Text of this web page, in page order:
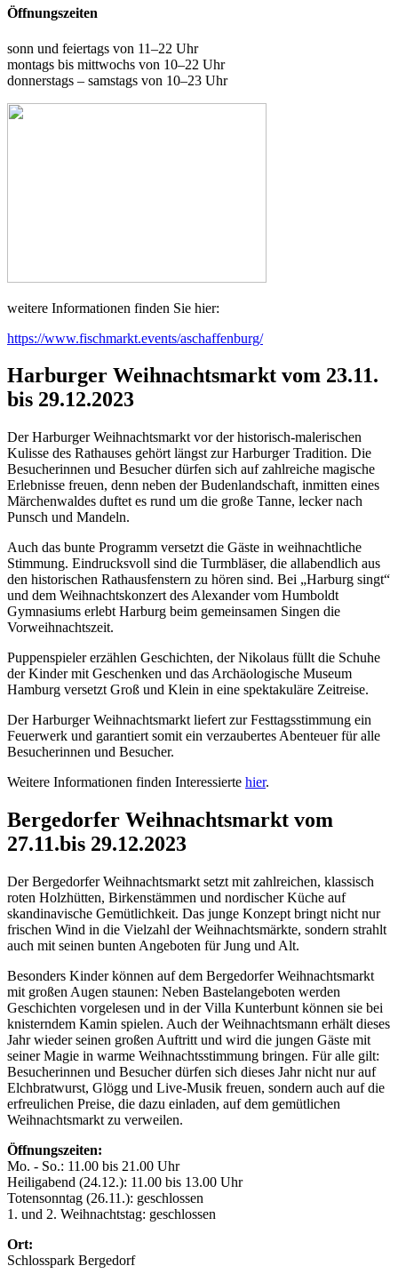
Öffnungszeiten
sonn und feiertags von 11–22 Uhr
montags bis mittwochs von 10–22 Uhr
donnerstags – samstags von 10–23 Uhr
weitere Informationen finden Sie hier:
https://www.fischmarkt.events/aschaffenburg/
Harburger Weihnachtsmarkt vom 23.11.
bis 29.12.2023
Der Harburger Weihnachtsmarkt vor der historisch-malerischen
Kulisse des Rathauses gehört längst zur Harburger Tradition. Die
Besucherinnen und Besucher dürfen sich auf zahlreiche magische
Erlebnisse freuen, denn neben der Budenlandschaft, inmitten eines
Märchenwaldes duftet es rund um die große Tanne, lecker nach
Punsch und Mandeln.
Auch das bunte Programm versetzt die Gäste in weihnachtliche
Stimmung. Eindrucksvoll sind die Turmbläser, die allabendlich aus
den historischen Rathausfenstern zu hören sind. Bei „Harburg singt“
und dem Weihnachtskonzert des Alexander vom Humboldt
Gymnasiums erlebt Harburg beim gemeinsamen Singen die
Vorweihnachtszeit.
Puppenspieler erzählen Geschichten, der Nikolaus füllt die Schuhe
der Kinder mit Geschenken und das Archäologische Museum
Hamburg versetzt Groß und Klein in eine spektakuläre Zeitreise.
Der Harburger Weihnachtsmarkt liefert zur Festtagsstimmung ein
Feuerwerk und garantiert somit ein verzaubertes Abenteuer für alle
Besucherinnen und Besucher.
Weitere Informationen finden Interessierte hier.
Bergedorfer Weihnachtsmarkt vom
27.11.bis 29.12.2023
Der Bergedorfer Weihnachtsmarkt setzt mit zahlreichen, klassisch
roten Holzhütten, Birkenstämmen und nordischer Küche auf
skandinavische Gemütlichkeit. Das junge Konzept bringt nicht nur
frischen Wind in die Vielzahl der Weihnachtsmärkte, sondern strahlt
auch mit seinen bunten Angeboten für Jung und Alt.
Besonders Kinder können auf dem Bergedorfer Weihnachtsmarkt
mit großen Augen staunen: Neben Bastelangeboten werden
Geschichten vorgelesen und in der Villa Kunterbunt können sie bei
knisterndem Kamin spielen. Auch der Weihnachtsmann erhält dieses
Jahr wieder seinen großen Auftritt und wird die jungen Gäste mit
seiner Magie in warme Weihnachtsstimmung bringen. Für alle gilt:
Besucherinnen und Besucher dürfen sich dieses Jahr nicht nur auf
Elchbratwurst, Glögg und Live-Musik freuen, sondern auch auf die
erfreulichen Preise, die dazu einladen, auf dem gemütlichen
Weihnachtsmarkt zu verweilen.
Öffnungszeiten:
Mo. - So.: 11.00 bis 21.00 Uhr
Heiligabend (24.12.): 11.00 bis 13.00 Uhr
Totensonntag (26.11.): geschlossen
1. und 2. Weihnachtstag: geschlossen
Ort:
Schlosspark Bergedorf